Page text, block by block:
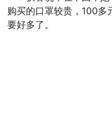
购买的口罩较贵，100多
要好多了。